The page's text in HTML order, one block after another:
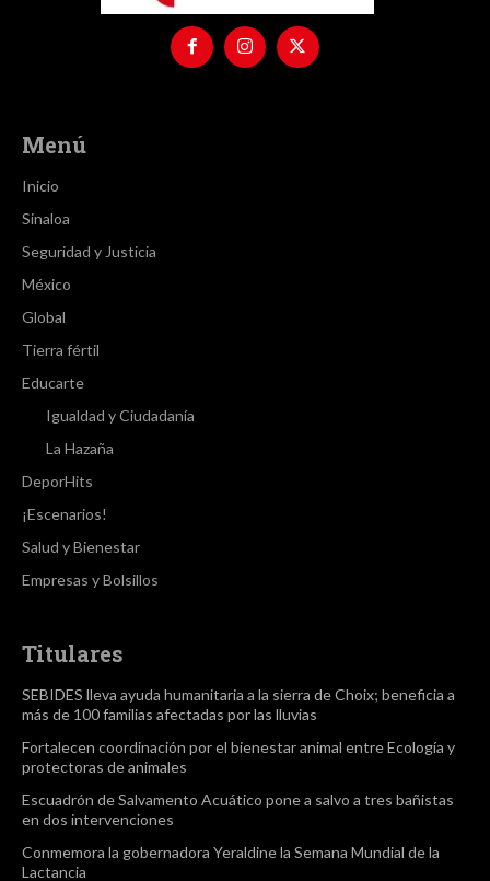
Menú
Inicio
Sinaloa
Seguridad y Justicia
México
Global
Tierra fértil
Educarte
Igualdad y Ciudadanía
La Hazaña
DeporHits
¡Escenarios!
Salud y Bienestar
Empresas y Bolsillos
Titulares
SEBIDES lleva ayuda humanitaria a la sierra de Choix; beneficia a
más de 100 familias afectadas por las lluvias
Fortalecen coordinación por el bienestar animal entre Ecología y
protectoras de animales
Escuadrón de Salvamento Acuático pone a salvo a tres bañistas
en dos intervenciones
Conmemora la gobernadora Yeraldine la Semana Mundial de la
Lactancia